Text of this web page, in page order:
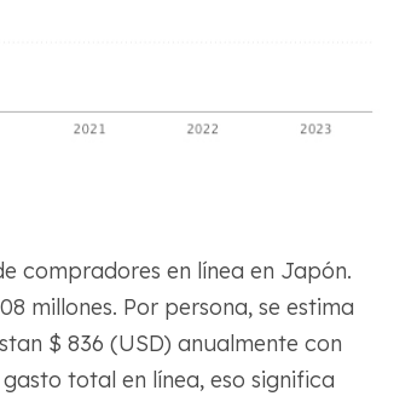
compradores en línea en Japón.
millones. Por persona, se estima
$ 836 (USD) anualmente con
total en línea, eso significa